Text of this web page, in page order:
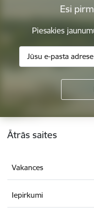
Esi
Piesakies
Kājene
Ātrās saites
Vakances
Iepirkumi